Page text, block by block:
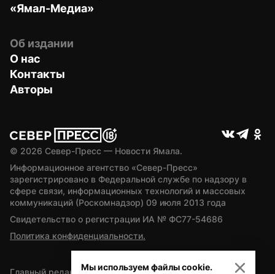
«Ямал-Медиа»
Об издании
О нас
Контакты
Авторы
© 2026 Север-Пресс — Новости Ямала.
Информационное агентство «Север-Пресс»
зарегистрировано в Федеральной службе по надзору в
сфере связи, информационных технологий и массовых
коммуникаций (Роскомнадзор) 09 июля 2013 года
Свидетельство о регистрации ИА № ФС77-54686
Политика конфиденциальности.
Главный редактор — А.Л. Поздеев
Мы используем файлы cookie.